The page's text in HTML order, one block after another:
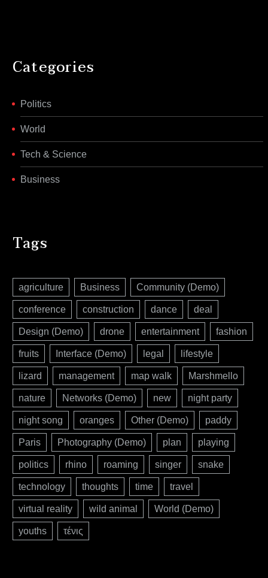
Categories
Politics
World
Tech & Science
Business
Tags
agriculture Business Community (Demo)
conference construction dance deal
Design (Demo) drone entertainment fashion
fruits Interface (Demo) legal lifestyle
lizard management map walk Marshmello
nature Networks (Demo) new night party
night song oranges Other (Demo) paddy
Paris Photography (Demo) plan playing
politics rhino roaming singer snake
technology thoughts time travel
virtual reality wild animal World (Demo)
youths τένις